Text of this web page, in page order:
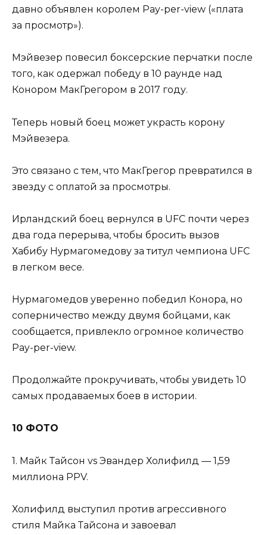
давно объявлен королем Pay-per-view («плата
за просмотр»).
Мэйвезер повесил боксерские перчатки после
того, как одержал победу в 10 раунде над
Конором МакГрегором в 2017 году.
Теперь новый боец ​​может украсть корону
Мэйвезера.
Это связано с тем, что МакГрегор превратился в
звезду с оплатой за просмотры.
Ирландский боец вернулся в UFC почти через
два года перерыва, чтобы бросить вызов
Хабибу Нурмагомедову за титул чемпиона UFC
в легком весе.
Нурмагомедов уверенно победил Конора, но
соперничество между двумя бойцами, как
сообщается, привлекло огромное количество
Pay-per-view.
Продолжайте прокручивать, чтобы увидеть 10
самых продаваемых боев в истории.
10 ФОТО
1. Майк Тайсон vs Эвандер Холифилд — 1,59
миллиона PPV.
Холифилд выступил против агрессивного
стиля Майка Тайсона и завоевал